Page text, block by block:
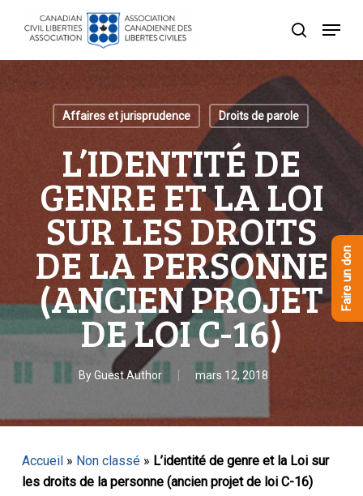
recherche
Menu
Affaires et jurisprudence Droits de parole
L’IDENTITÉ DE
GENRE ET LA LOI
SUR LES DROITS
DE LA PERSONNE
(ANCIEN PROJET
DE LOI C-16)
ByGuest Author mars 12, 2018
Accueil» Non classé» L’identité de genre et la Loi sur
les droits de la personne (ancien projet de loi C-16)
Faire un don